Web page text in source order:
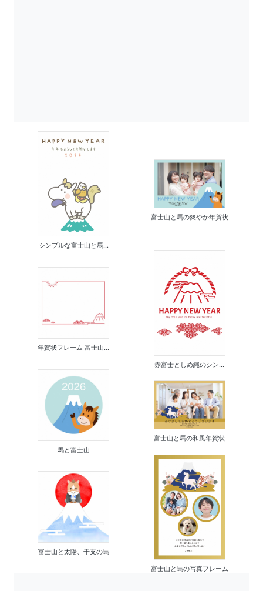
シンプルな富士山と馬...
富士山と馬の爽やか年賀状
年賀状フレーム 富士山...
赤富士としめ縄のシン...
馬と富士山
富士山と馬の和風年賀状
富士山と太陽、干支の馬
富士山と馬の写真フレーム